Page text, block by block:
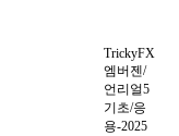
TrickyFX
엠버젠/
언리얼5
기초/응
용-2025